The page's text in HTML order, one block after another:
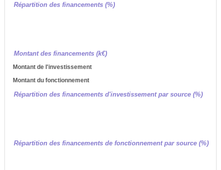
Répartition des financements (%)
Montant des financements (k€)
Montant de l'investissement
Montant du fonctionnement
Répartition des financements d'investissement par source (%)
Répartition des financements de fonctionnement par source (%)